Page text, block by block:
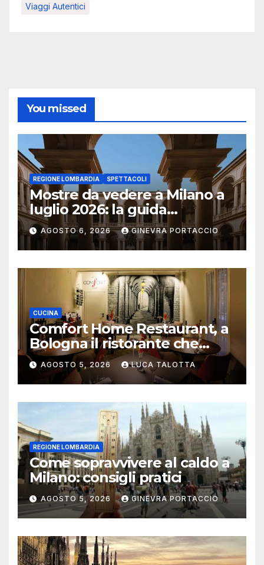
Viaggi Autentici
You missed
REGIONE LOMBARDIA SPETTACOLI
Mostre da vedere a Milano a
luglio 2026: la guida
aggiornata
AGOSTO 6, 2026 GINEVRA PORTACCIO
CUCINA
Comfort Home Restaurant, a
Bologna il ristorante che
trasforma l’ospitalità in
un’esperienza di casa
AGOSTO 5, 2026 LUCA TALOTTA
REGIONE LOMBARDIA
Come sopravvivere al caldo a
Milano: consigli pratici
AGOSTO 5, 2026 GINEVRA PORTACCIO